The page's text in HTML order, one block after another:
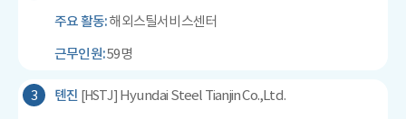
주요 활동:해외스틸서비스센터
근무인원:59명
3 톈진 [HSTJ] Hyundai Steel Tianjin Co.,Ltd.